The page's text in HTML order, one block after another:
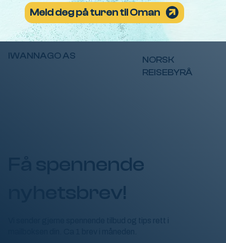
Meld deg på turen til Oman
IWANNAGO AS
NORSK
REISEBYRÅ
Få spennende
nyhetsbrev!
Vi sender gjerne spennende tilbud og tips rett i